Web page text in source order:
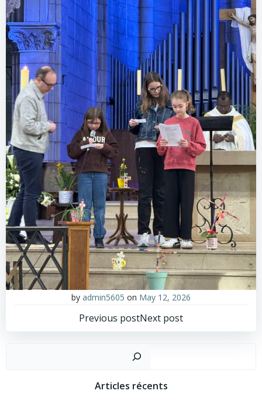
by admin5605 on May 12, 2026
Post
navigation
Previous postPost
navigation
Next post
Articles récents